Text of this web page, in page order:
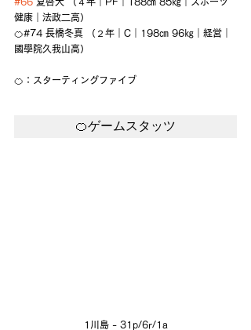
健康｜法政二高）
🍊#74 長橋冬真 （２年｜C｜198㎝ 96㎏｜経営｜
國學院久我山高）
🍊：スターティングファイブ
🍊ゲームスタッツ
1川島 - 31p/6r/1a